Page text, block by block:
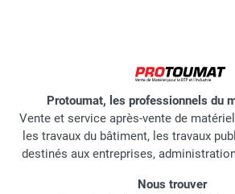
Protoumat, les professionnels du
Vente et service après-vente de
les travaux du bâtiment, les travaux
destinés aux entreprises,
Nous trouver